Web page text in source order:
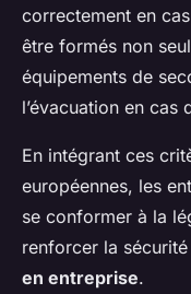
correctement en
être formés non
équipements de
l’évacuation en cas
En intégrant ces
européennes, les
se conformer à la
renforcer la
en entreprise.